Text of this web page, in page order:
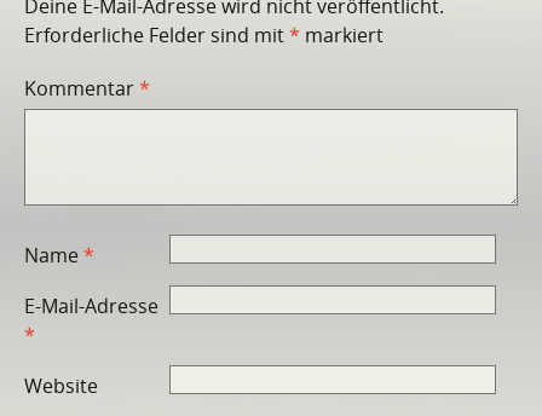
Deine E-Mail-Adresse wird nicht veröffentlicht.
Erforderliche Felder sind mit* markiert
Kommentar*
Name*
E-Mail-Adresse
*
Website